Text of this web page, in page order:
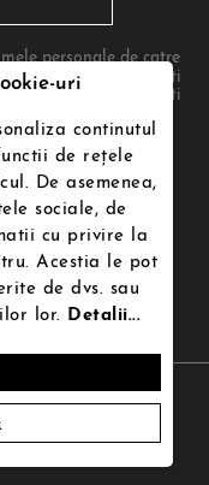
personale de catre
cu legea. Te poti
te rugam sa folosesti
drepturile
uri
continutul
de rețele
De asemenea,
sociale, de
cu privire la
Acestia le pot
de dvs. sau
lor. Detalii...